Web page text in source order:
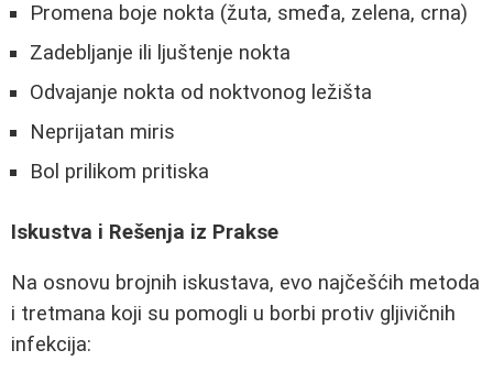
Promena boje nokta (žuta, smeđa, zelena, crna)
Zadebljanje ili ljuštenje nokta
Odvajanje nokta od noktvonog ležišta
Neprijatan miris
Bol prilikom pritiska
Iskustva i Rešenja iz Prakse
Na osnovu brojnih iskustava, evo najčešćih metoda
i tretmana koji su pomogli u borbi protiv gljivičnih
infekcija: